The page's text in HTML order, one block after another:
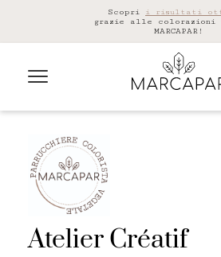
Scopri i risultati
grazie alle colorazioni
MARCAPAR!
Atelier Créatif